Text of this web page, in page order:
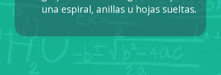
una espiral, anillas u hojas sueltas.